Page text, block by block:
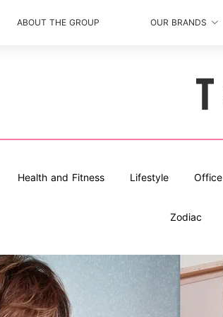
ABOUT THE GROUP OUR BRANDS
Health and Fitness Lifestyle Office
Zodiac